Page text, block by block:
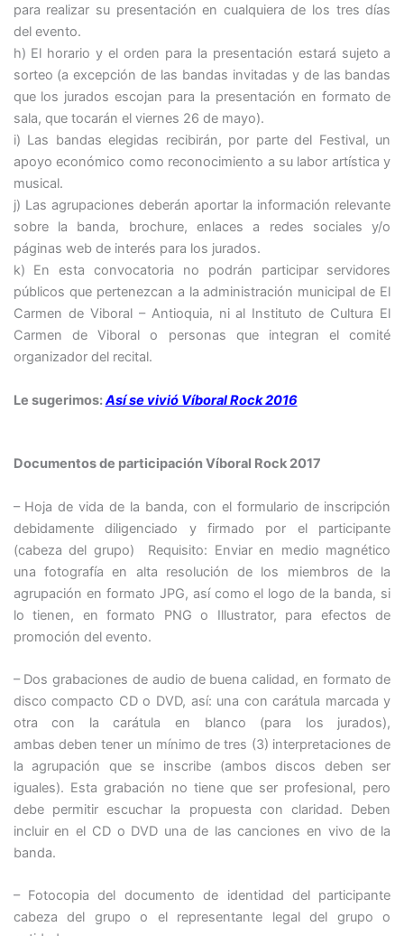
para realizar su presentación en cualquiera de los tres días
del evento.
h) El horario y el orden para la presentación estará sujeto a
sorteo (a excepción de las bandas invitadas y de las bandas
que los jurados escojan para la presentación en formato de
sala, que tocarán el viernes 26 de mayo).
i) Las bandas elegidas recibirán, por parte del Festival, un
apoyo económico como reconocimiento a su labor artística y
musical.
j) Las agrupaciones deberán aportar la información relevante
sobre la banda, brochure, enlaces a redes sociales y/o
páginas web de interés para los jurados.
k) En esta convocatoria no podrán participar servidores
públicos que pertenezcan a la administración municipal de El
Carmen de Viboral – Antioquia, ni al Instituto de Cultura El
Carmen de Viboral o personas que integran el comité
organizador del recital.
Le sugerimos:Así se vivió Víboral Rock 2016
Documentos de participación Víboral Rock 2017
– Hoja de vida de la banda, con el formulario de inscripción
debidamente diligenciado y firmado por el participante
(cabeza del grupo) Requisito: Enviar en medio magnético
una fotografía en alta resolución de los miembros de la
agrupación en formato JPG, así como el logo de la banda, si
lo tienen, en formato PNG o Illustrator, para efectos de
promoción del evento.
– Dos grabaciones de audio de buena calidad, en formato de
disco compacto CD o DVD, así: una con carátula marcada y
otra con la carátula en blanco (para los jurados),
ambas deben tener un mínimo de tres (3) interpretaciones de
la agrupación que se inscribe (ambos discos deben ser
iguales). Esta grabación no tiene que ser profesional, pero
debe permitir escuchar la propuesta con claridad. Deben
incluir en el CD o DVD una de las cancionesen vivo de la
banda.
– Fotocopia del documento de identidad del participante
cabeza del grupo o el representante legal del grupo o